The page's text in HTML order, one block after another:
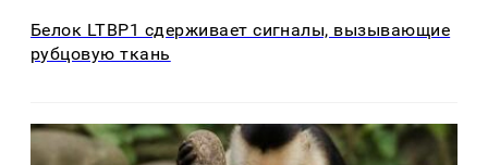
Белок LTBP1 сдерживает сигналы, вызывающие
рубцовую ткань